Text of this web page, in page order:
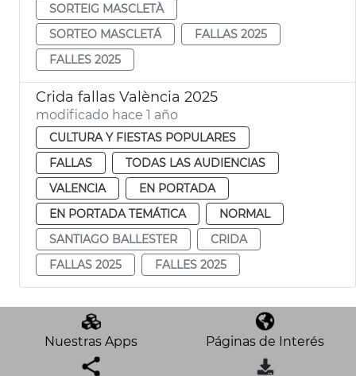
SORTEIG MASCLETÀ
SORTEO MASCLETÁ
FALLAS 2025
FALLES 2025
Crida fallas València 2025
modificado hace 1 año
CULTURA Y FIESTAS POPULARES
FALLAS
TODAS LAS AUDIENCIAS
VALENCIA
EN PORTADA
EN PORTADA TEMÁTICA
NORMAL
SANTIAGO BALLESTER
CRIDA
FALLAS 2025
FALLES 2025
Nuestras Apps Páginas de Interés